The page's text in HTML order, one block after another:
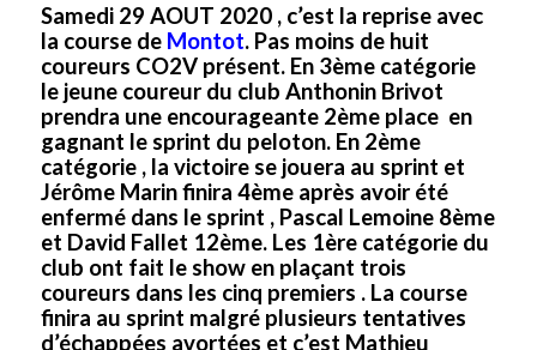
Samedi 29 AOUT 2020 , c’est la reprise avec
la course de Montot. Pas moins de huit
coureurs CO2V présent. En 3ème catégorie
le jeune coureur du club Anthonin Brivot
prendra une encourageante 2ème place en
gagnant le sprint du peloton. En 2ème
catégorie , la victoire se jouera au sprint et
Jérôme Marin finira 4ème après avoir été
enfermé dans le sprint , Pascal Lemoine 8ème
et David Fallet 12ème. Les 1ère catégorie du
club ont fait le show en plaçant trois
coureurs dans les cinq premiers . La course
finira au sprint malgré plusieurs tentatives
d’échappées avortées et c’est Mathieu